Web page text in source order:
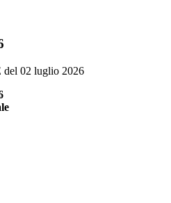
del 02 luglio 2026